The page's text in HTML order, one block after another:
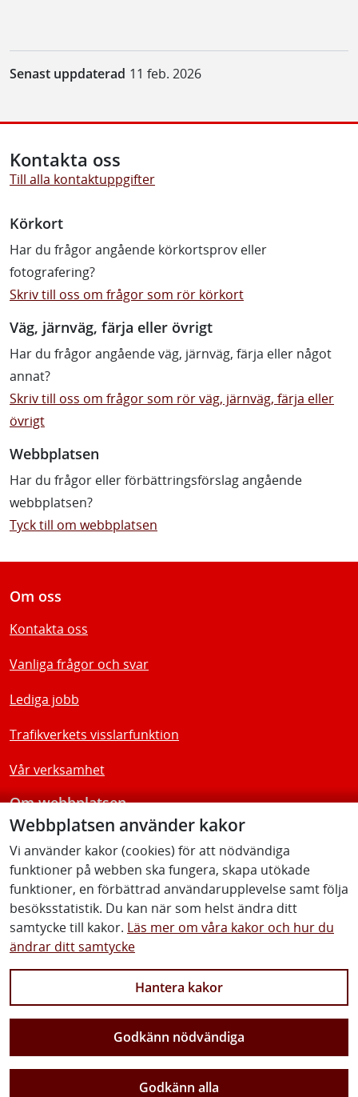
Senast uppdaterad 11 feb. 2026
Webbplatsen använder kakor
Vi använder kakor (cookies) för att nödvändiga
funktioner på webben ska fungera, skapa utökade
funktioner, en förbättrad användarupplevelse samt följa
besöksstatistik. Du kan när som helst ändra ditt
samtycke till kakor. Läs mer om våra kakor och hur du
ändrar ditt samtycke
Hantera kakor
Godkänn nödvändiga
Godkänn alla
Kontakta oss
Till alla kontaktuppgifter
Körkort
Har du frågor angående körkortsprov eller
fotografering?
Skriv till oss om frågor som rör körkort
Väg, järnväg, färja eller övrigt
Har du frågor angående väg, järnväg, färja eller något
annat?
Skriv till oss om frågor som rör väg, järnväg, färja eller
övrigt
Webbplatsen
Har du frågor eller förbättringsförslag angående
webbplatsen?
Tyck till om webbplatsen
Vi gör Sverige närmare
Om oss
Kontakta oss
Vanliga frågor och svar
Lediga jobb
Trafikverkets visslarfunktion
Vår verksamhet
Om webbplatsen
Tillgänglighetsredogörelse
Följ oss
Facebook Youtube